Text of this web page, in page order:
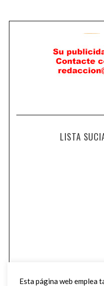
LISTA
Esta página web emplea